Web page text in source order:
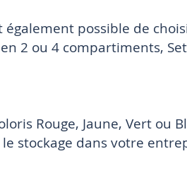
possible de
2 ou 4 compartiments,
Rouge, Jaune, Vert ou
stockage dans votre